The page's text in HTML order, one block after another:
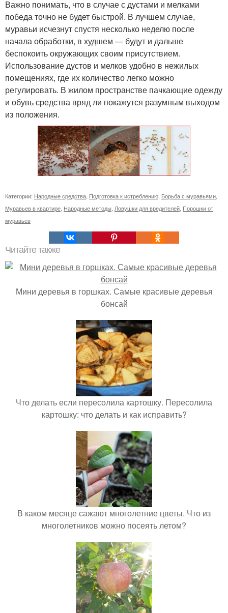
Важно понимать, что в случае с дустами и мелками
победа точно не будет быстрой. В лучшем случае,
муравьи исчезнут спустя несколько неделю после
начала обработки, в худшем — будут и дальше
беспокоить окружающих своим присутствием.
Использование дустов и мелков удобно в нежилых
помещениях, где их количество легко можно
регулировать. В жилом пространстве пачкающие одежду
и обувь средства вряд ли покажутся разумным выходом
из положения.
Категории: Народные средства Подготовка к истреблению Борьба с муравьями
Муравьев в квартире Народные методы Ловушки для вредителей Порошки от
муравьев
Читайте также
Мини деревья в горшках. Самые красивые деревья
бонсай
Что делать если пересолила картошку. Пересолила
картошку: что делать и как исправить?
В каком месяце сажают многолетние цветы. Что из
многолетников можно посеять летом?